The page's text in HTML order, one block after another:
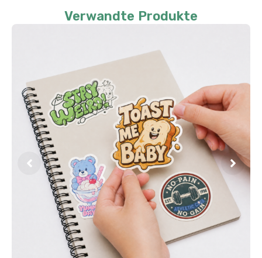
Verwandte Produkte